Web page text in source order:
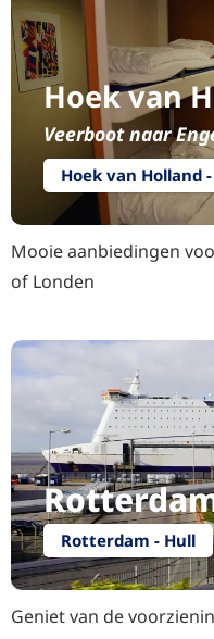
Hoek van
Veerboot naar
Hoek van Holland
Mooie aanbiedingen
of Londen
Rotterdam - Hull
Geniet van de